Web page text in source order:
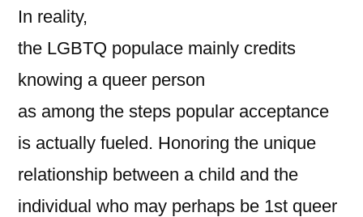
In reality,
the LGBTQ populace mainly credits
knowing a queer person
as among the steps popular acceptance
is actually fueled. Honoring the unique
relationship between a child and the
individual who may perhaps be 1st queer